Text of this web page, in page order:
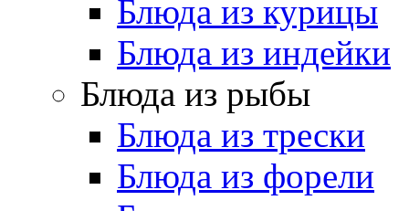
Блюда из курицы
Блюда из индейки
Блюда из рыбы
Блюда из трески
Блюда из форели